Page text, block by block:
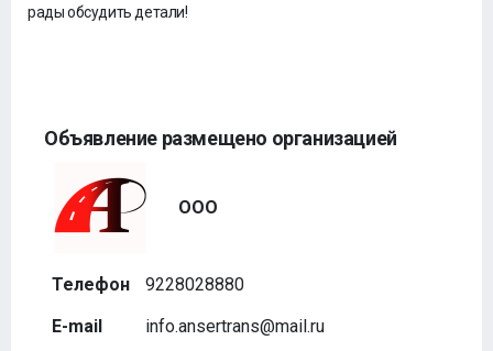
рады обсудить детали!
Объявление размещено организацией
ООО
Телефон
9228028880
E-mail
info.ansertrans@mail.ru